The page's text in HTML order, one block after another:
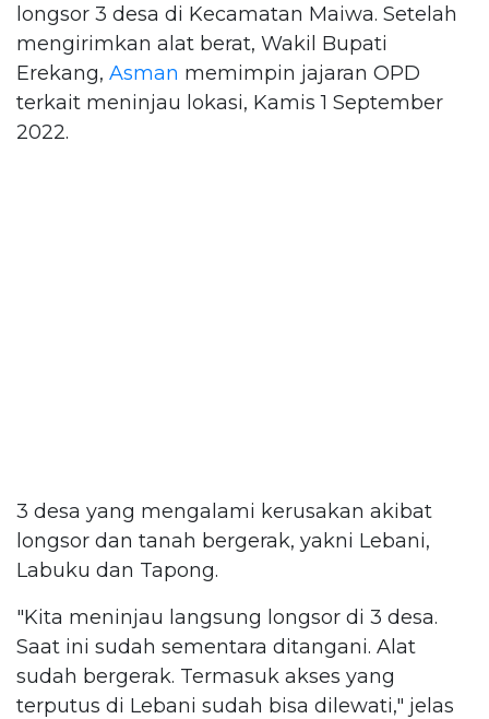
longsor 3 desa di Kecamatan Maiwa. Setelah
mengirimkan alat berat, Wakil Bupati
Erekang, Asman memimpin jajaran OPD
terkait meninjau lokasi, Kamis 1 September
2022.
3 desa yang mengalami kerusakan akibat
longsor dan tanah bergerak, yakni Lebani,
Labuku dan Tapong.
"Kita meninjau langsung longsor di 3 desa.
Saat ini sudah sementara ditangani. Alat
sudah bergerak. Termasuk akses yang
terputus di Lebani sudah bisa dilewati," jelas